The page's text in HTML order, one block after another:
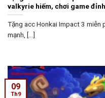
valkyrie hiếm, chơi game
Tặng acc Honkai Impact 3 miễn
mạnh, [...]
09
Th9